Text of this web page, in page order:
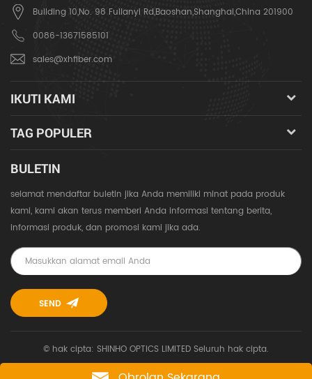
Building 10,No. 98 Fulianyi Rd,Baoshan,Shanghai,China 201900
0086-13671585101
sales@xhfiber.com
IKUTI KAMI
TAG POPULER
BULETIN
selamat mendaftar buletin jika Anda memiliki minat pada produk
kami, kami akan terus memberi Anda informasi tentang berita,
informasi produk, dan promosi kami jika ada.
© hak cipta: SHINHO OPTICS LIMITED Seluruh hak cipta.